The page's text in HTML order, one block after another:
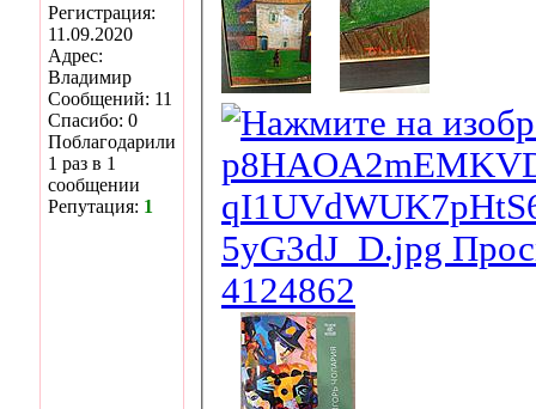
Регистрация:
11.09.2020
Адрес:
Владимир
Сообщений: 11
Спасибо: 0
Поблагодарили
1 раз в 1
сообщении
Репутация: 1